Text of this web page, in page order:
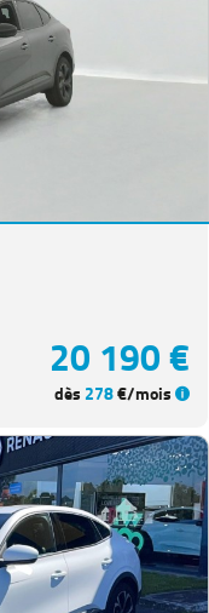
20 190 €
dès 278€/mois